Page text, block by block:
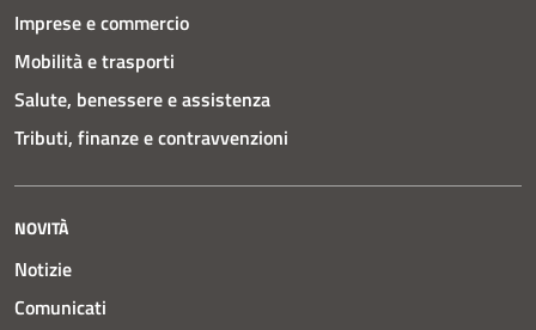
Imprese e commercio
Mobilità e trasporti
Salute, benessere e assistenza
Tributi, finanze e contravvenzioni
NOVITÀ
Notizie
Comunicati